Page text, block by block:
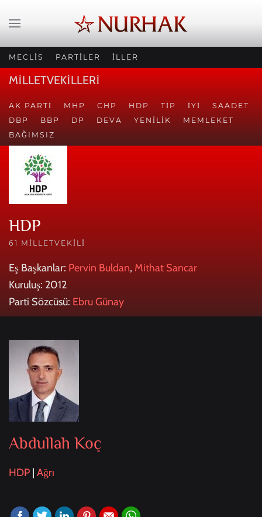
MECLİS PARTİLER İLLER
MİLLETVEKİLLERİ
AK PARTI MHP CHP HDP TİP İYİ
SAADET
DBP
BBP DP DEVA YENILIK
MEMLEKET
BAĞIMSIZ
HDP
61 MILLETVEKILI
Eş Başkanlar: Pervin Buldan, Mithat Sancar
Kuruluş: 2012
Parti Sözcüsü: Ebru Günay
Abdullah Koç
HDP | Ağrı